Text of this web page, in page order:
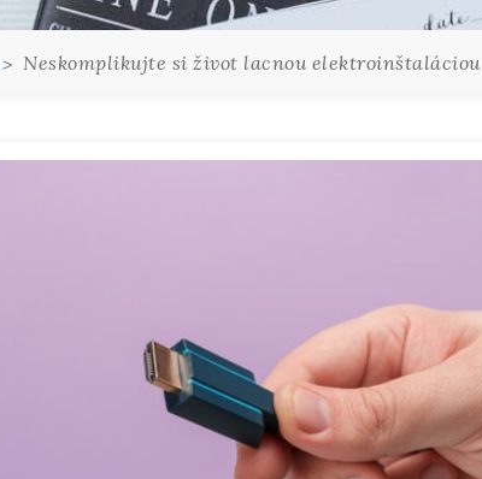
Neskomplikujte si život lacnou elektroinštaláciou